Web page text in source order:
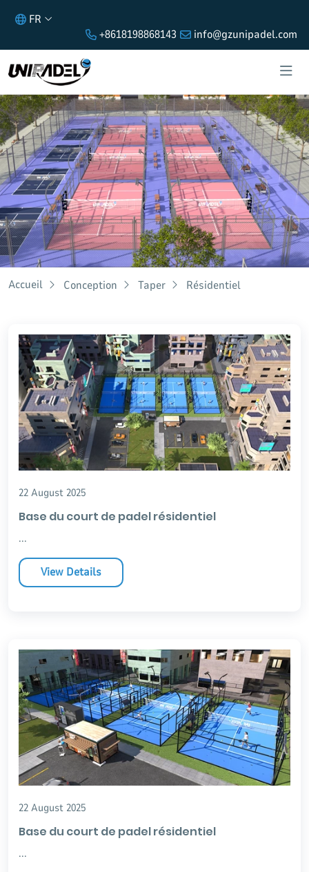
FR
+8618198868143
info@gzunipadel.com
Conception
main pour la construction et l'aménagement de vos terrains
de padel.
Accueil Conception Taper Résidentiel
22 August 2025
Base du court de padel résidentiel
...
View Details
22 August 2025
Base du court de padel résidentiel
...